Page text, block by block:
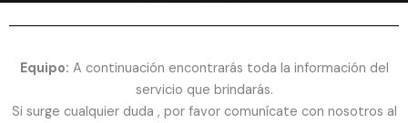
Equipo: A continuación encontrarás toda la información del
servicio que brindarás.
Si surge cualquier duda , por favor comunícate con nosotros al